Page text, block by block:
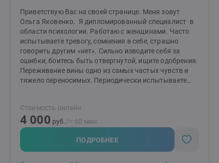
Запишитесь бесплатную на 20-минутную
консультацию для проведения диагностики вашей
ситуации.Буду рада видеть вас и помочь вам решить
ваш вопрос.
Приветствую Вас на своей странице. Меня зовут
Ольга Яковенко. Я дипломированный специалист в
области психологии. Работаю с женщинами. Часто
испытываете тревогу, сомнения в себе, страшно
говорить другим «нет». Сильно изводите себя за
ошибки, боитесь быть отвергнутой, ищите одобрения.
Переживание вины одно из самых частых чувств и
тяжело переносимых. Периодически испытываете
Чувствуете себя одиноко, не находите понимания со
стороны окружающих. Есть ощущение своей
никчёмности и ненужности. Часто себя критикуете,
думаете о том что с вами «что-то не так».
Стоимость онлайн
4 000 руб. /≈ 60 мин.
ПОДРОБНЕЕ